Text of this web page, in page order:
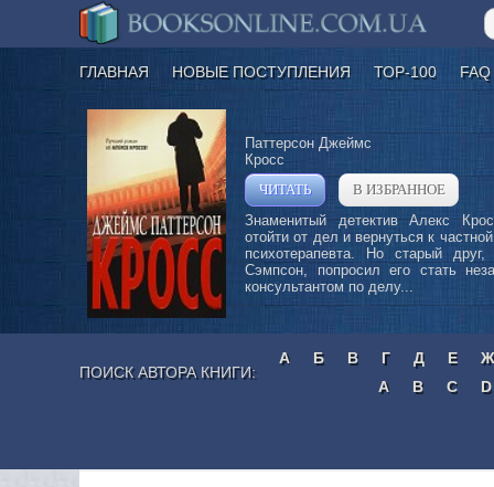
ГЛАВНАЯ НОВЫЕ ПОСТУПЛЕНИЯ ТОР-100 FAQ
Паттерсон Джеймс
Кросс
ЧИТАТЬ
В ИЗБРАННОЕ
Знаменитый детектив Алекс
отойти от дел и вернуться к
психотерапевта. Но старый друг,
Сэмпсон, попросил его стать
консультантом по делу...
ПОИСК АВТОРА КНИГИ:
А Б В Г Д Е
Ж
A
B C D